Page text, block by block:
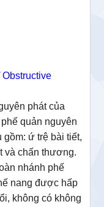
phát của
quản nguyên
gồm: ứ trệ bài tiết,
và chấn thương.
nhánh phế
nang được hấp
không có không